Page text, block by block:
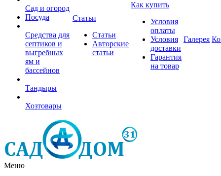
Сад и огород
Посуда
Средства для
септиков и
выгребных
ям и
бассейнов
Тандыры
Хозтовары
Статьи
Статьи
Авторские
статьи
Как купить
Условия
оплаты
Условия
доставки
Гарантия
на товар
Галерея
Меню